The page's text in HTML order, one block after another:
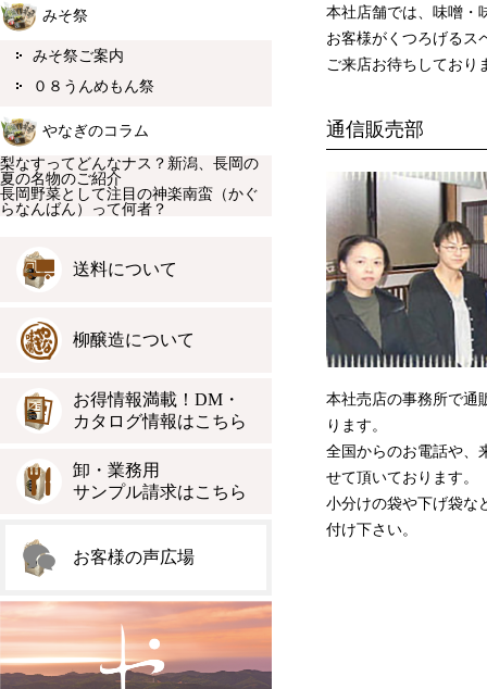
本社店舗では、味噌・
お客様がくつろげるス
ご来店お待ちしており
通信販売部
本社売店の事務所で通
ります。
全国からのお電話や、
せて頂いております。
小分けの袋や下げ袋な
付け下さい。
みそ祭
みそ祭ご案内
０８うんめもん祭
やなぎのコラム
梨なすってどんなナス？新潟、長岡の
夏の名物のご紹介
長岡野菜として注目の神楽南蛮（かぐ
らなんばん）って何者？
送料について
柳醸造について
お得情報満載！DM・
カタログ情報はこちら
卸・業務用
サンプル請求はこちら
お客様の声広場